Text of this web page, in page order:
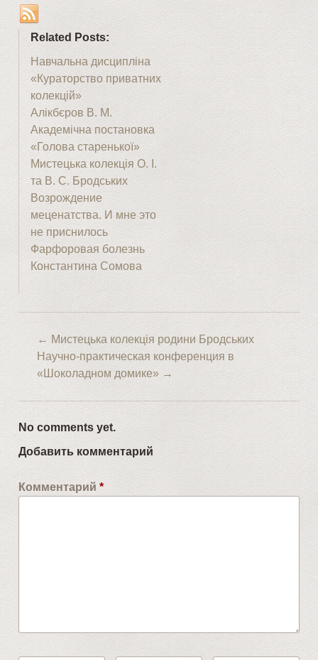
Related Posts:
Навчальна дисципліна
«Кураторство приватних
колекцій»
Алікбєров В. М.
Академічна постановка
«Голова старенької»
Мистецька колекція О. І.
та В. С. Бродських
Возрождение
меценатства. И мне это
не приснилось
Фарфоровая болезнь
Константина Сомова
← Мистецька колекція родини Бродських
Научно-практическая конференция в
«Шоколадном домике» →
No comments yet.
Добавить комментарий
Комментарий *